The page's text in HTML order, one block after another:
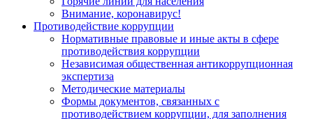
Внимание, коронавирус!
Противодействие коррупции
Нормативные правовые и иные акты в сфере
противодействия коррупции
Независимая общественная антикоррупционная
экспертиза
Методические материалы
Формы документов, связанных с
противодействием коррупции, для заполнения